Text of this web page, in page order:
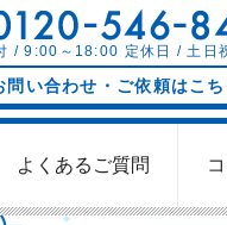
/ 9:00～18:00 定休日 / 土日
問い合わせ ・ご依頼はこ
よくあるご質問